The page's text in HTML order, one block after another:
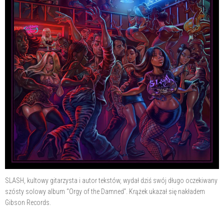
SLASH, kultowy gitarzysta i autor tekstów, wydał dziś swój długo oczekiwany
szósty solowy album “Orgy of the Damned”. Krążek ukazał się nakładem
Gibson Records.